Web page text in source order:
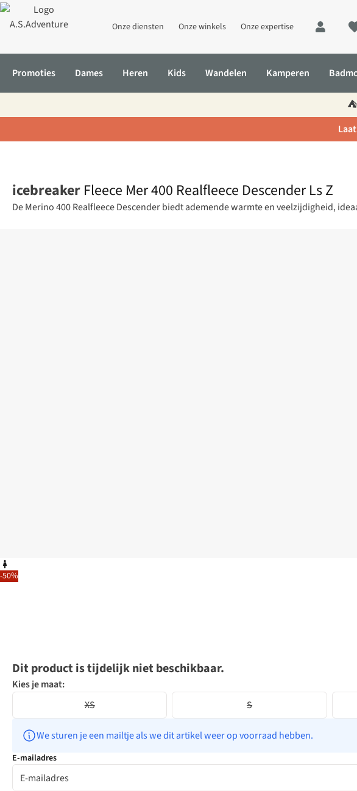
Onze diensten Onze winkels Onze expertise
Promoties Dames Heren Kids Wandelen Kamperen
⛺️
-50%
icebreaker Fleece Mer 400 Realfleece Descender Ls Z
De Merino 400 Realfleece Descender biedt ademende warmte en veelzijdigheid,
Dit product is tijdelijk niet beschikbaar.
Kies je maat:
XS
S
We sturen je een mailtje als we dit artikel weer op voorraad hebben.
E-mailadres